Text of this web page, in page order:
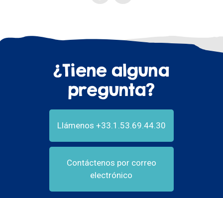
¿Tiene alguna
pregunta?
Llámenos +33.1.53.69.44.30
Contáctenos por correo
electrónico